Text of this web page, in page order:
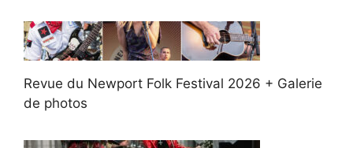
Revue du Newport Folk Festival 2026 + Galerie
de photos